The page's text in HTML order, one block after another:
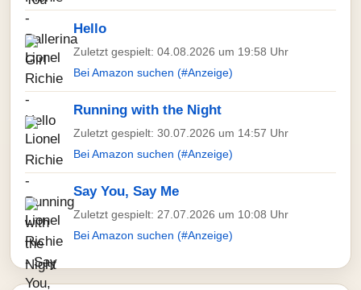
Hello
Zuletzt gespielt: 04.08.2026 um 19:58 Uhr
Bei Amazon suchen (#Anzeige)
Running with the Night
Zuletzt gespielt: 30.07.2026 um 14:57 Uhr
Bei Amazon suchen (#Anzeige)
Say You, Say Me
Zuletzt gespielt: 27.07.2026 um 10:08 Uhr
Bei Amazon suchen (#Anzeige)